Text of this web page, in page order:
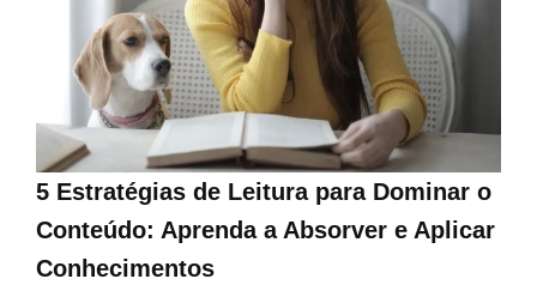
5 Estratégias de Leitura para Dominar o
Conteúdo: Aprenda a Absorver e Aplicar
Conhecimentos